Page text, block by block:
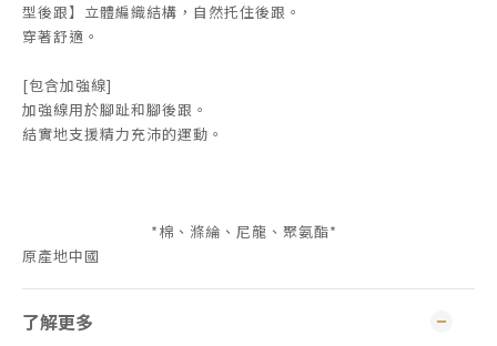
型後跟】立體編織結構，自然托住後跟。
穿著舒適。
[包含加強線]
加強線用於腳趾和腳後跟。
結實地支援精力充沛的運動。
*棉、滌綸、尼龍、聚氨酯*
原產地中國
了解更多